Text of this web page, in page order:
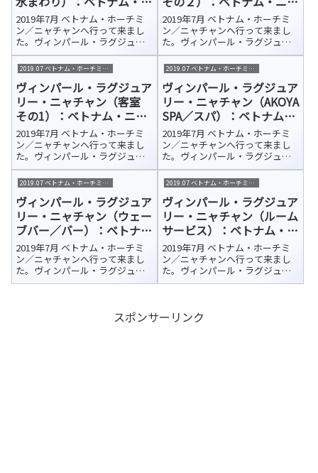
ャチャン 宿泊ホテル紹介
2019年7月 ベトナム・ホーチミ
ン／ニャチャンへ行って来まし
た。ヴィンパール・ラグジュア
リー・ニャチャン（Vinpearl
Luxury NhaTrang）今回の宿泊ホ
テルはカムラン国際空港から車
で約45分、さらにフェリーで10
分ほどのホ...
チャン 宿泊ホテル紹介
2019年7月 ベトナム・ホーチミ
ン／ニャチャンへ行って来まし
た。ヴィンパール・ラグジュア
リー・ニャチャン（Vinpearl
Luxury NhaTrang）今回の宿泊ホ
テルはカムラン国際空港から車
で約45分、さらにフェリーで10
分ほどのホ...
2019.07 ベトナム・ホーチミン/ニャチャン
ヴィンパール・ラグジュア
リー・ニャチャン（客室
その1）：ベトナム・ニャ
チャン 宿泊ホテル紹介
2019年7月 ベトナム・ホーチミ
ン／ニャチャンへ行って来まし
た。ヴィンパール・ラグジュア
リー・ニャチャン（Vinpearl
Luxury NhaTrang）今回の宿泊ホ
テルはカムラン国際空港から車
で約45分、さらにフェリーで10
分ほどのホ...
2019.07 ベトナム・ホーチミン/ニャチャン
ヴィンパール・ラグジュア
リー・ニャチャン（AKOYA
SPA／スパ）：ベトナム・
ニャチャン 宿泊ホテル紹
介
2019年7月 ベトナム・ホーチミ
ン／ニャチャンへ行って来まし
た。ヴィンパール・ラグジュア
リー・ニャチャン（Vinpearl
Luxury NhaTrang）今回の宿泊ホ
テルはカムラン国際空港から車
で約45分、さらにフェリーで10
分ほどのホ...
2019.07 ベトナム・ホーチミン/ニャチャン
ヴィンパール・ラグジュア
リー・ニャチャン（ウェー
ブバー／バー）：ベトナ
ム・ニャチャン 宿泊ホテ
ル紹介
2019年7月 ベトナム・ホーチミ
ン／ニャチャンへ行って来まし
た。ヴィンパール・ラグジュア
リー・ニャチャン（Vinpearl
で約45分、さらにフェリーで10
2019.07 ベトナム・ホーチミン/ニャチャン
ヴィンパール・ラグジュア
リー・ニャチャン（ルーム
サービス）：ベトナム・ニ
ャチャン 宿泊ホテル紹介
2019年7月 ベトナム・ホーチミ
ン／ニャチャンへ行って来まし
た。ヴィンパール・ラグジュア
リー・ニャチャン（Vinpearl
で約45分、さらにフェリーで10
分ほどのホ...
スポンサーリンク